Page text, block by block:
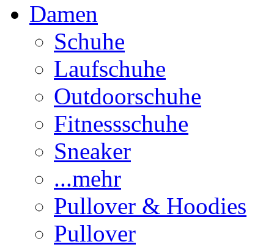
Damen
Schuhe
Laufschuhe
Outdoorschuhe
Fitnessschuhe
Sneaker
...mehr
Pullover & Hoodies
Pullover